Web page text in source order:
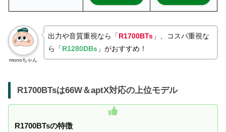
monoちゃん
出力や音質重視なら「R1700BTs 」、コスパ重視な
ら「R1280DBs 」がおすすめ！
R1700BTsは66W＆aptX対応の上位モデル
R1700BTsの特徴